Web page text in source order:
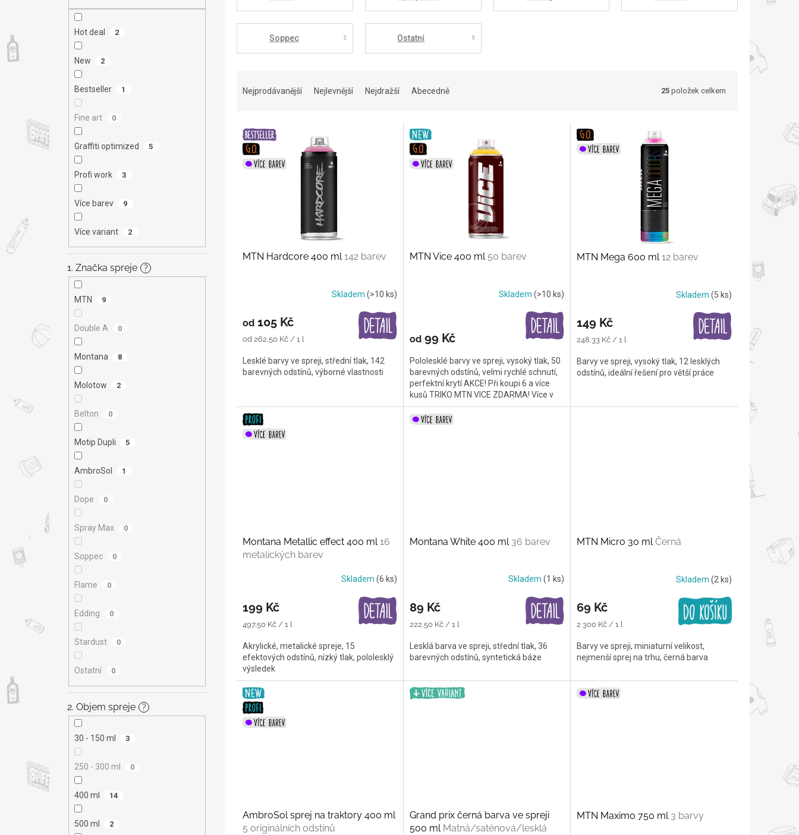
Hot deal 2
New 2
Bestseller 1
Fine art 0
Graffiti optimized 5
Profi work 3
Více barev 9
Více variant 2
1. Značka spreje ?
MTN 9
Double A 0
Montana 8
Molotow 2
Belton 0
Motip Dupli 5
AmbroSol 1
Dope 0
Spray Max 0
Soppec 0
Flame 0
Edding 0
Stardust 0
Ostatní 0
2. Objem spreje ?
30 - 150 ml 3
250 - 300 ml 0
400 ml 14
500 ml 2
Soppec Ostatní
n
p
Nejprodávanější Nejlevnější Nejdražší Abecedně 25 položek celkem
V
p
MTN Hardcore 400 ml142 barev
Skladem (>10 ks)
od 105 Kč
Měrná
od 262,50 Kč / 1 l
Lesklé barvy ve spreji, střední tlak, 142
barevných odstínů, výborné vlastnosti
MTN Vice 400 ml 50 barev
Skladem (>10 ks)
od99 Kč
Pololesklé barvy ve spreji, vysoký tlak, 50
barevných odstínů, velmi rychlé schnutí,
perfektní krytí AKCE! Při koupi 6 a více
kusů TRIKO MTN VICE ZDARMA! Více v
popisu...
MTN Mega 600 ml12 barev
Skladem (5 ks)
149 Kč
Měrná
248,33 Kč / 1 l
Barvy ve spreji, vysoký tlak, 12 lesklých
odstínů, ideální řešení pro větší práce
Montana Metallic effect 400 ml 16
metalických barev
Skladem (6 ks)
199 Kč
Měrná
497,50 Kč / 1 l
Akrylické, metalické spreje, 15
efektových odstínů, nízký tlak, pololesklý
výsledek
Montana White 400 ml 36 barev
Skladem (1 ks)
89 Kč
Měrná
222,50 Kč / 1 l
Lesklá barva ve spreji, střední tlak, 36
barevných odstínů, syntetická báze
MTN Micro 30 mlČerná
Skladem (2 ks)
69 Kč
Měrná
2 300 Kč / 1 l
Barvy ve spreji, miniaturní velikost,
nejmenší sprej na trhu, černá barva
AmbroSol sprej na traktory 400 ml
5 originálních odstínů
Grand prix černá barva ve spreji
500 ml Matná/saténová/lesklá
MTN Maximo 750 ml 3 barvy